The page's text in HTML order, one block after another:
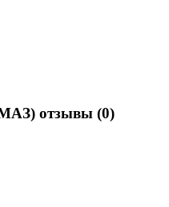
отзывы (0)